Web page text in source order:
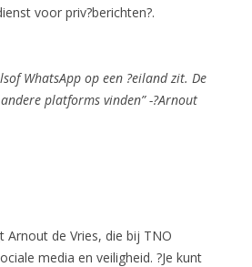
voor priv?berichten?.
WhatsApp op een ?eiland zit. De
platforms vinden” -?Arnout
Arnout de Vries, die bij TNO
media en veiligheid. ?Je kunt